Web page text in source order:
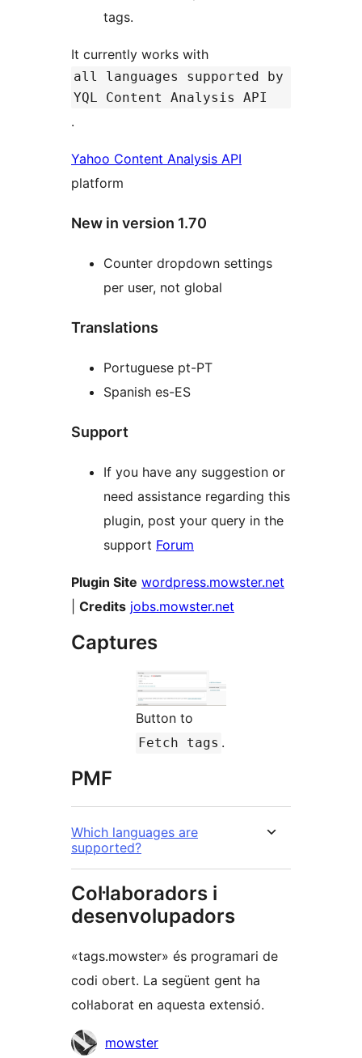
tags.
It currently works with
all languages supported by
YQL Content Analysis API
.
Yahoo Content Analysis API
platform
New in version 1.70
Counter dropdown settings
per user, not global
Translations
Portuguese pt-PT
Spanish es-ES
Support
If you have any suggestion or
need assistance regarding this
plugin, post your query in the
support Forum
Plugin Site wordpress.mowster.net
Credits jobs.mowster.net
Captures
Button to
Fetch tags .
PMF
Which languages are
supported?
Col·laboradors i
desenvolupadors
«tags.mowster» és programari de
codi obert. La següent gent ha
col·laborat en aquesta extensió.
Col·laboradors
mowster